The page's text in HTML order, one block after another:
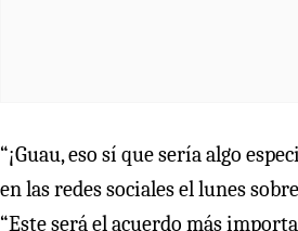
“¡Guau, eso sí que sería algo
en las redes sociales el lunes
“Este será el acuerdo más